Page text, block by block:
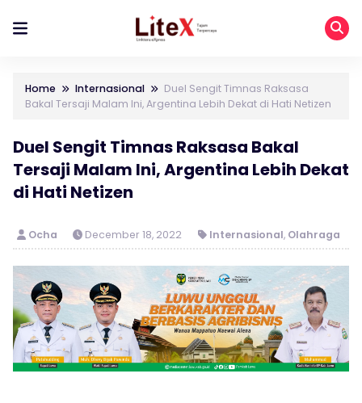
Home Internasional
Duel Sengit Timnas Raksasa
Bakal Tersaji Malam Ini, Argentina Lebih Dekat di Hati Netizen
Duel Sengit Timnas Raksasa Bakal
Tersaji Malam Ini, Argentina Lebih Dekat
di Hati Netizen
Ocha December 18, 2022 Internasional, Olahraga